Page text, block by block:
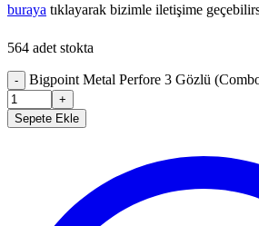
buraya tıklayarak bizimle iletişime
564 adet stokta
- Bigpoint Metal Perfore 3 Gözlü
+
Sepete Ekle